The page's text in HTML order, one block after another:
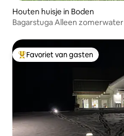
Houten huisje in Boden
Bagarstuga Alleen zomerwater
Topfavoriet van gasten
Favoriet van gasten